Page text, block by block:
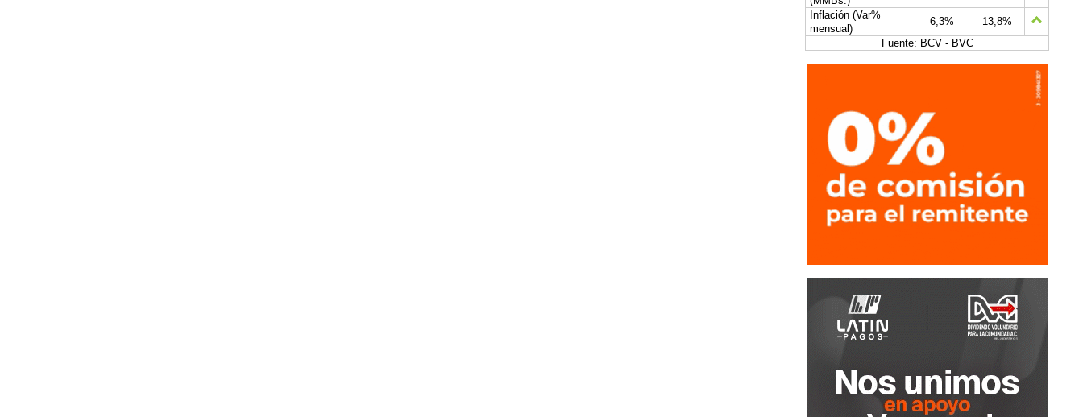
Inflación (Var%
mensual)
6,3%
13,8%
Fuente: BCV - BVC